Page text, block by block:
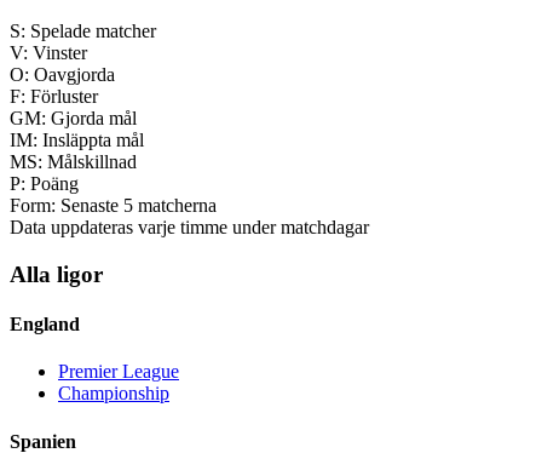
S: Spelade matcher
V: Vinster
O: Oavgjorda
F: Förluster
GM: Gjorda mål
IM: Insläppta mål
MS: Målskillnad
P: Poäng
Form: Senaste 5 matcherna
Data uppdateras varje timme under matchdagar
Alla ligor
England
Premier League
Championship
Spanien